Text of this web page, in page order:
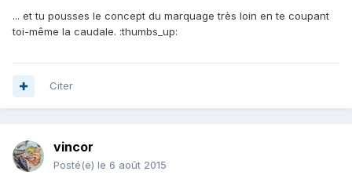
... et tu pousses le concept du marquage très loin en te coupant
toi-même la caudale. :thumbs_up:
Citer
vincor
Posté(e) le 6 août 2015